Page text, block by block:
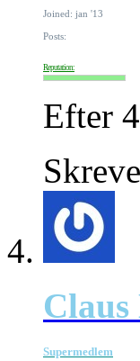
Joined: jan '13
Posts:
Reputation:
Efter
Supermedlem